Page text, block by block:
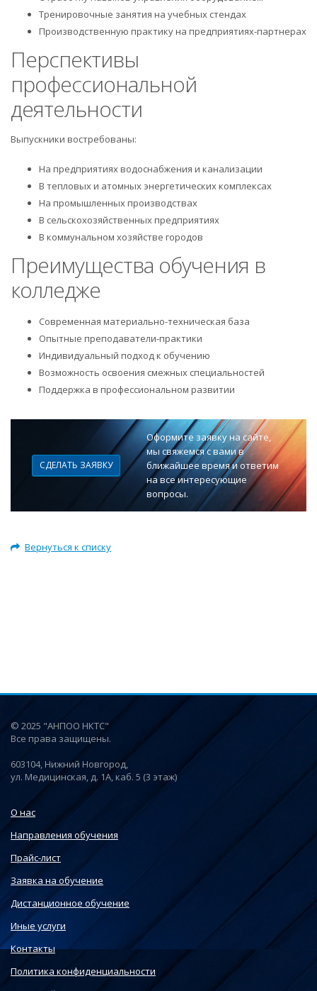
Тренировочные занятия на учебных стендах
Производственную практику на предприятиях-партнерах
Перспективы
профессиональной
деятельности
Выпускники востребованы:
На предприятиях водоснабжения и канализации
В тепловых и атомных энергетических комплексах
На промышленных производствах
В сельскохозяйственных предприятиях
В коммунальном хозяйстве городов
Преимущества обучения в
колледже
Современная материально-техническая база
Опытные преподаватели-практики
Индивидуальный подход к обучению
Возможность освоения смежных специальностей
Поддержка в профессиональном развитии
СДЕЛАТЬ ЗАЯВКУ
Оформите заявку на сайте,
мы свяжемся с вами в
ближайшее время и ответим
на все интересующие
вопросы.
Вернуться к списку
© 2025 "АНПОО НКТС"
Все права защищены.
603104, Нижний Новгород,
ул. Медицинская, д. 1А, каб. 5 (3 этаж)
О нас
Направления обучения
Прайс-лист
Заявка на обучение
Дистанционное обучение
Иные услуги
Контакты
Политика конфиденциальности